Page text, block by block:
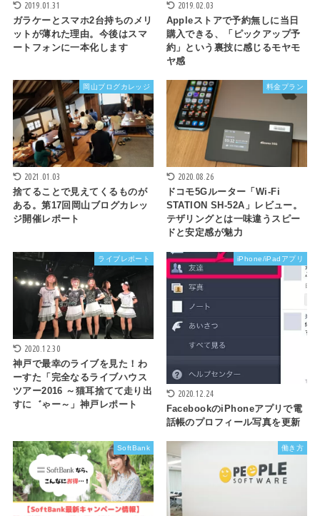
2019.01.31
ガラケーとスマホ2台持ちのメリ
ットが薄れた理由。今後はスマ
ートフォンに一本化します
2019.02.03
Appleストアで予約無しに当日
購入できる、「ピックアップ予
約」という裏技に感じるモヤモ
ヤ感
岡山ブログカレッジ
2021.01.03
捨てることで見えてくるものが
ある。第17回岡山ブログカレッ
ジ開催レポート
料金プラン
2020.08.26
ドコモ5Gルーター「Wi-Fi
STATION SH-52A」レビュー。
テザリングとは一味違うスピー
ドと安定感が魅力
ライブレポート
2020.12.30
神戸で最幸のライブを見た！わ
ーすた「完全なるライブハウス
ツアー2016 ～猫耳捨てて走り出
すに゛ゃー～」神戸レポート
iPhone/iPadアプリ
2020.12.24
FacebookのiPhoneアプリで電
話帳のプロフィール写真を更新
SoftBank 働き方